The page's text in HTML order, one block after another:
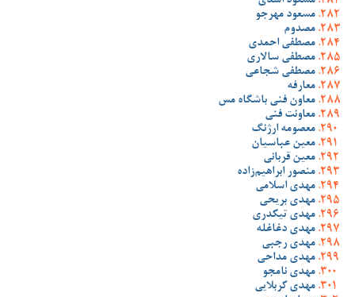
مسعود مهرجو
مصدوم
مصطفی احمدی
مصطفی سالاری
مصطفی شجاعی
معارفه
معاون فنی باشگاه مس
معاونت فنی
معصومه ارژنگ
معین عباسیان
معین قربانی
منصور ابراهیم‌زاده
مهدی اسلامی
مهدی بریحی
مهدی تیکدری
مهدی دغاغله
مهدی رجبی
مهدی مداحی
مهدی نامجو
مهدی کربلایی